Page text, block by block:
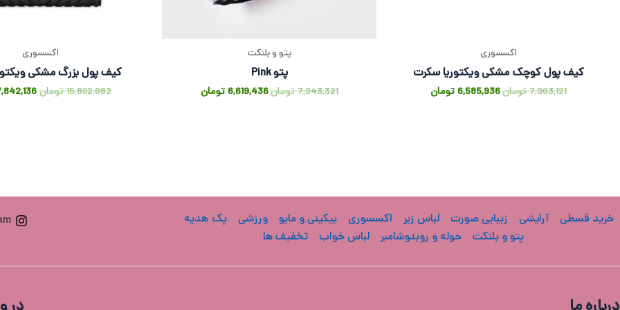
اکسسوری
کیف پول کوچک مشکی ویکتوریا سکرت
7,903,121تومان6,585,936 تومان
پتو و بلنکت
پتو Pink
7,943,321تومان6,619,436 تومان
اکسسوری
کیف پول بزرگ مشکی
15,802,082تومان
خرید قسطی آرایشی زیبایی صورت لباس زیر اکسسوری بیکینی و مایو ورزشی
پک هدیه
پتو و بلنکت
حوله و روبدوشامبر لباس خواب تخفیف ها